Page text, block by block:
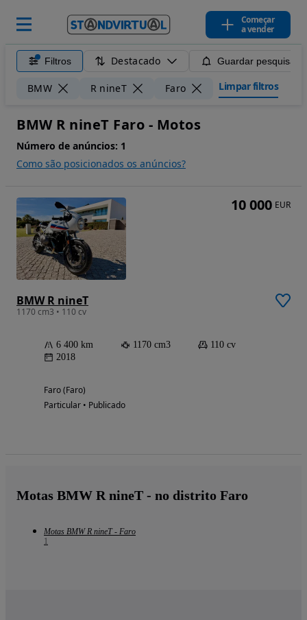
Começar
a vender
Filtros Destacado Guardar pesquisa
BMW R nineT Faro Limpar filtros
BMW R nineT Faro - Motos
Número de anúncios: 1
Como são posicionados os anúncios?
BMW R nineT
1170 cm3 • 110 cv
6 400 km 1170 cm3
110 cv
2018
Faro (Faro)
Particular • Publicado
10 000 EUR
Motas BMW R nineT - no distrito Faro
Motas BMW R nineT - Faro
1